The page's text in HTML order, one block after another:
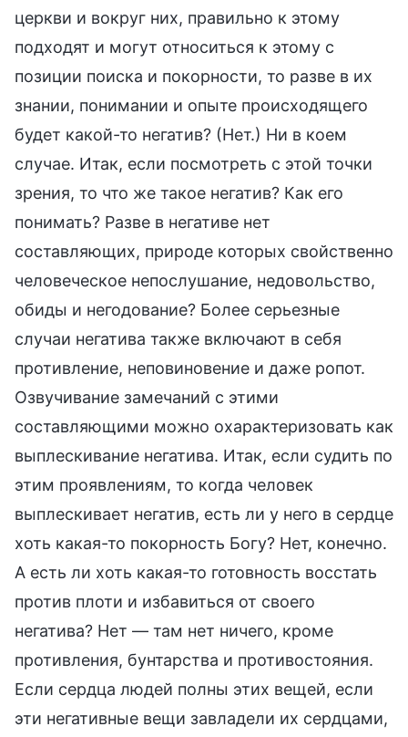
церкви и вокруг них, правильно к этому
подходят и могут относиться к этому с
позиции поиска и покорности, то разве в их
знании, понимании и опыте происходящего
будет какой-то негатив? (Нет.) Ни в коем
случае. Итак, если посмотреть с этой точки
зрения, то что же такое негатив? Как его
понимать? Разве в негативе нет
составляющих, природе которых свойственно
человеческое непослушание, недовольство,
обиды и негодование? Более серьезные
случаи негатива также включают в себя
противление, неповиновение и даже ропот.
Озвучивание замечаний с этими
составляющими можно охарактеризовать как
выплескивание негатива. Итак, если судить по
этим проявлениям, то когда человек
выплескивает негатив, есть ли у него в сердце
хоть какая-то покорность Богу? Нет, конечно.
А есть ли хоть какая-то готовность восстать
против плоти и избавиться от своего
негатива? Нет — там нет ничего, кроме
противления, бунтарства и противостояния.
Если сердца людей полны этих вещей, если
эти негативные вещи завладели их сердцами,